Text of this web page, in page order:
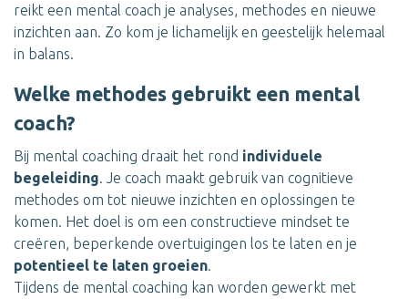
reikt een mental coach je analyses, methodes en nieuwe
inzichten aan. Zo kom je lichamelijk en geestelijk helemaal
in balans.
Welke methodes gebruikt een mental
coach?
Bij mental coaching draait het rond individuele
begeleiding . Je coach maakt gebruik van cognitieve
methodes om tot nieuwe inzichten en oplossingen te
komen. Het doel is om een constructieve mindset te
creëren, beperkende overtuigingen los te laten en je
potentieel te laten groeien
Tijdens de mental coaching kan worden gewerkt met